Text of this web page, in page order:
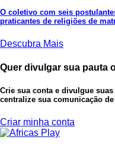
O coletivo com seis
praticantes de religiões de
Descubra Mais
Quer divulgar sua pauta
Crie sua conta e divulgue
centralize sua comunicação
Criar minha conta